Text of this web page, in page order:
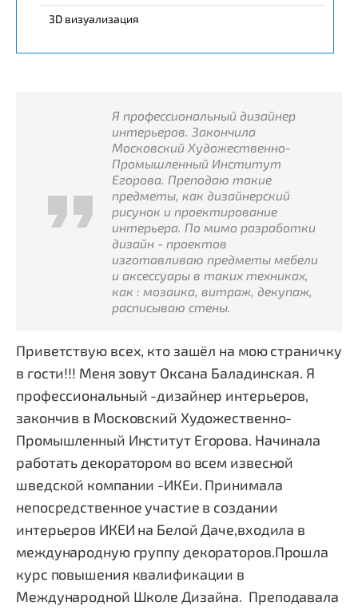
3D визуализация
Я профессиональный дизайнер
интерьеров. Закончила
Московский Художественно-
Промышленный Институт
Егорова. Преподаю такие
предметы, как дизайнерский
рисунок и проектирование
интерьера. По мимо разработки
дизайн - проектов
изготавливаю предметы мебели
и аксессуары в таких техниках,
как : мозаика, витраж, декупаж,
расписываю стены.
Приветствую всех, кто зашёл на мою страничку
в гости!!! Меня зовут Оксана Баладинская. Я
профессиональный -дизайнер интерьеров,
закончив в Московский Художественно-
Промышленный Институт Егорова. Начинала
работать декоратором во всем извесной
шведской компании -ИКЕи. Принимала
непосредственное участие в создании
интерьеров ИКЕИ на Белой Даче,входила в
международную группу декораторов.Прошла
курс повышения квалификации в
Международной Школе Дизайна. Преподавала